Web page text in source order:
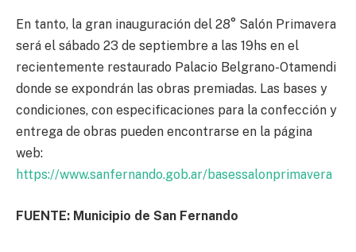
En tanto, la gran inauguración del 28° Salón Primavera
será el sábado 23 de septiembre a las 19hs en el
recientemente restaurado Palacio Belgrano-Otamendi
donde se expondrán las obras premiadas. Las bases y
condiciones, con especificaciones para la confección y
entrega de obras pueden encontrarse en la página
web:
https://www.sanfernando.gob.ar/basessalonprimavera
FUENTE: Municipio de San Fernando